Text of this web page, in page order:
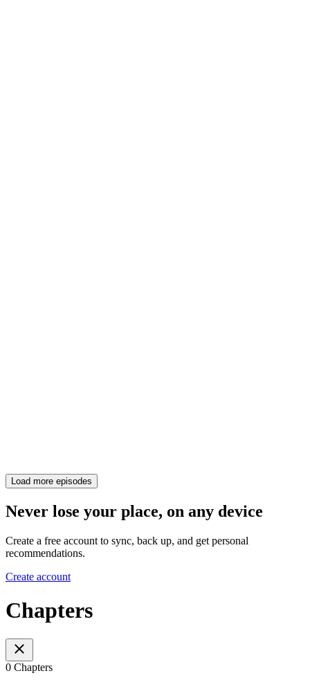
Load more episodes
Never lose your place, on any device
Create a free account to sync, back up, and get personal
recommendations.
Create account
Chapters
0 Chapters